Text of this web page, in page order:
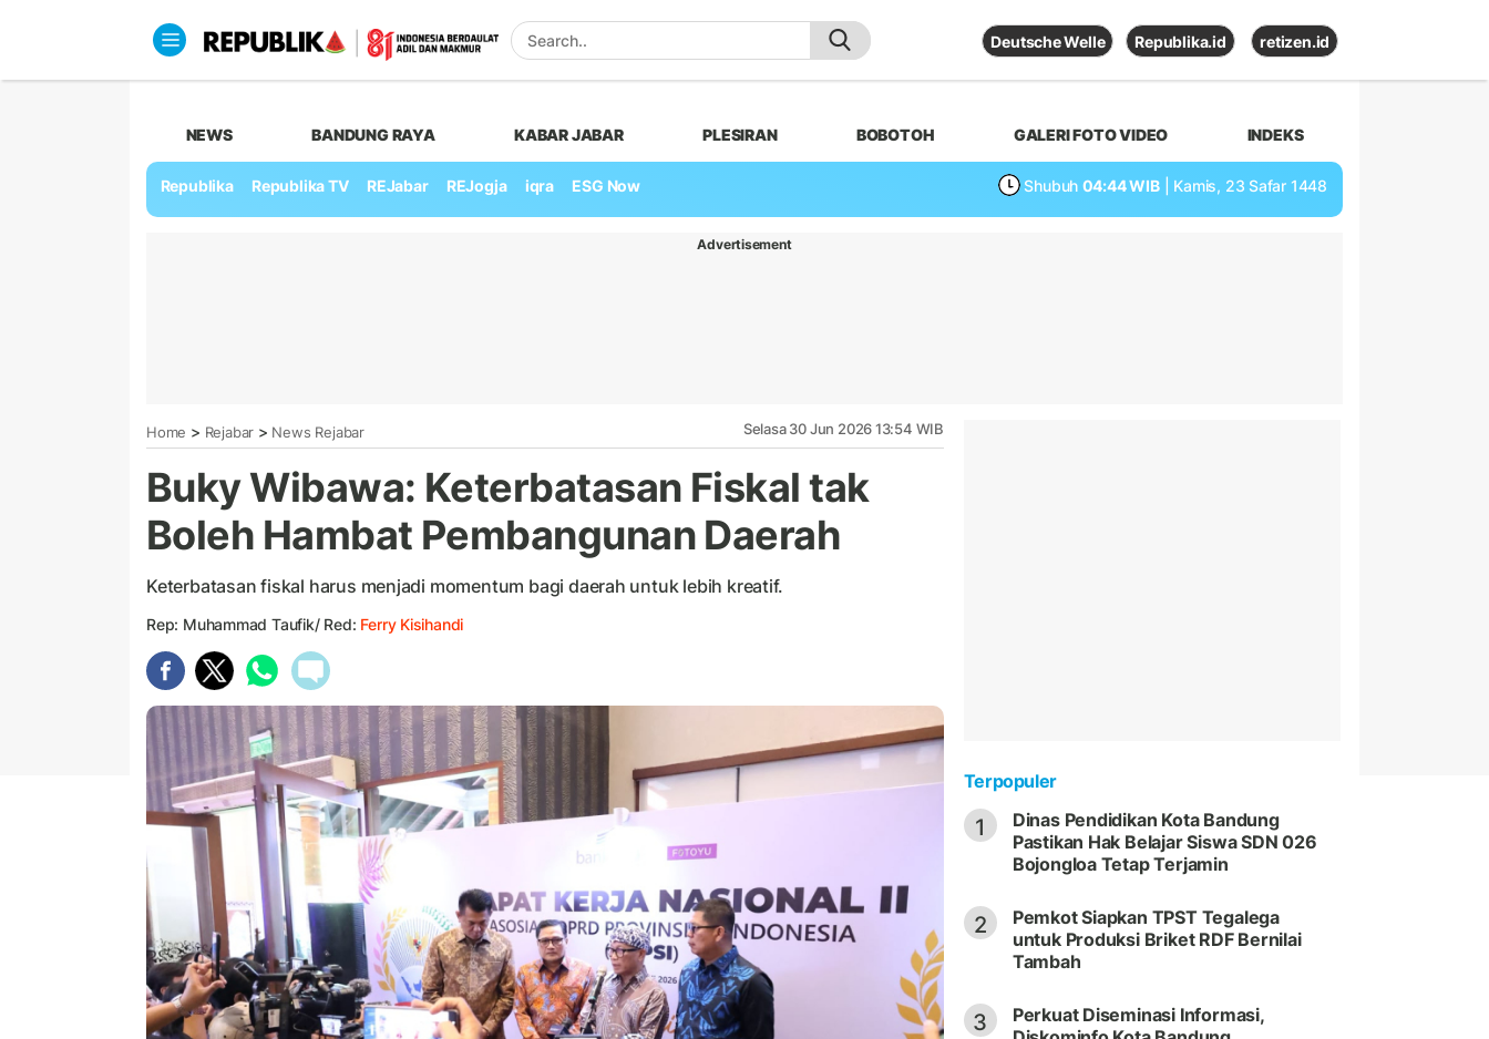
Deutsche Welle Republika.id retizen.id
NEWS BANDUNG RAYA KABAR JABAR PLESIRAN BOBOTOH GALERI FOTO VIDEO INDEKS
Republika Republika TV REJabar REJogja iqra ESG Now Shubuh 04:44 WIB | Kamis, 23 Safar 1448
Advertisement
Home > Rejabar > News Rejabar Selasa 30 Jun 2026 13:54 WIB
Buky Wibawa: Keterbatasan Fiskal tak
Boleh Hambat Pembangunan Daerah
Keterbatasan fiskal harus menjadi momentum bagi daerah untuk lebih kreatif.
Rep: Muhammad Taufik/ Red: Ferry Kisihandi
Terpopuler
1
Dinas Pendidikan Kota Bandung
Pastikan Hak Belajar Siswa SDN 026
Bojongloa Tetap Terjamin
2
Pemkot Siapkan TPST Tegalega
untuk Produksi Briket RDF Bernilai
Tambah
3
Perkuat Diseminasi Informasi,